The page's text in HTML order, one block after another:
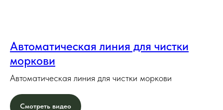
Автоматическая линия для чистки
моркови
Автоматическая линия для чистки моркови
Смотреть видео